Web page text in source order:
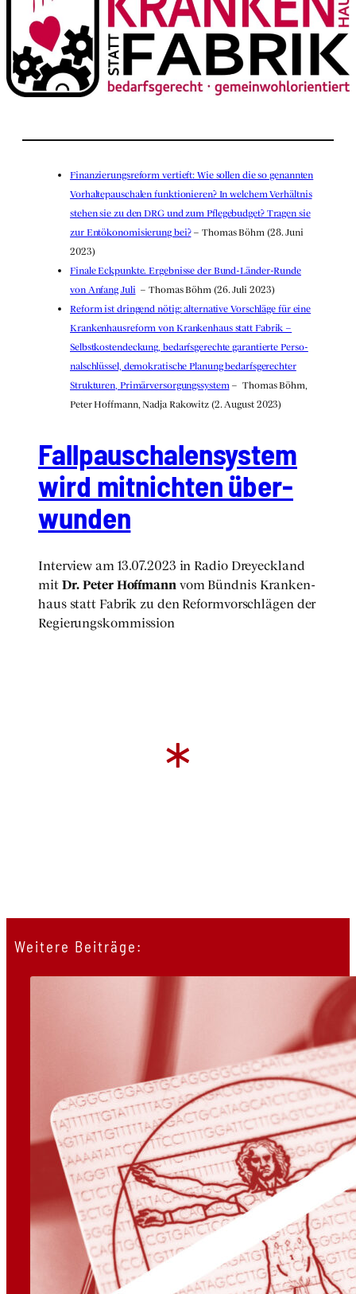
Finan­zie­rungs­re­form ver­tieft: Wie sol­len die so genann­ten
Vor­hal­te­pau­scha­len funk­tio­nie­ren? In wel­chem Ver­hält­nis
ste­hen sie zu den DRG und zum Pfle­ge­bud­get? Tra­gen sie
zur Ent­öko­no­mi­sie­rung bei?–Tho­mas Böhm (28. Juni
2023)
Fina­le Eck­punk­te. Ergeb­nis­se der Bund-Län­der-Run­de
von Anfang Juli – Tho­mas Böhm (26. Juli 2023)
Reform ist drin­gend nötig: alter­na­ti­ve Vor­schlä­ge für eine
Kran­ken­haus­re­form von Kran­ken­haus statt Fabrik –
Selbst­kos­ten­de­ckung, bedarfs­ge­rech­te garan­tier­te Per­so­
nal­schlüs­sel, demo­kra­ti­sche Pla­nung bedarfs­ge­rech­ter
Struk­tu­ren, Pri­mär­ver­sor­gungs­sys­tem – Tho­mas Böhm,
Peter Hoff­mann, Nad­ja Rako­witz (2. August 2023)
Fall­pau­scha­len­sys­tem
wird mit­nich­ten über­
wun­den
Inter­view am 13.07.2023 in Radio Dreyeck­land
mit Dr. Peter Hoff­mann vom Bünd­nis Kran­ken­
haus statt Fabrik zu den Reform­vor­schlä­gen der
Regie­rungs­kom­mis­si­on
*
Weitere Beiträge: